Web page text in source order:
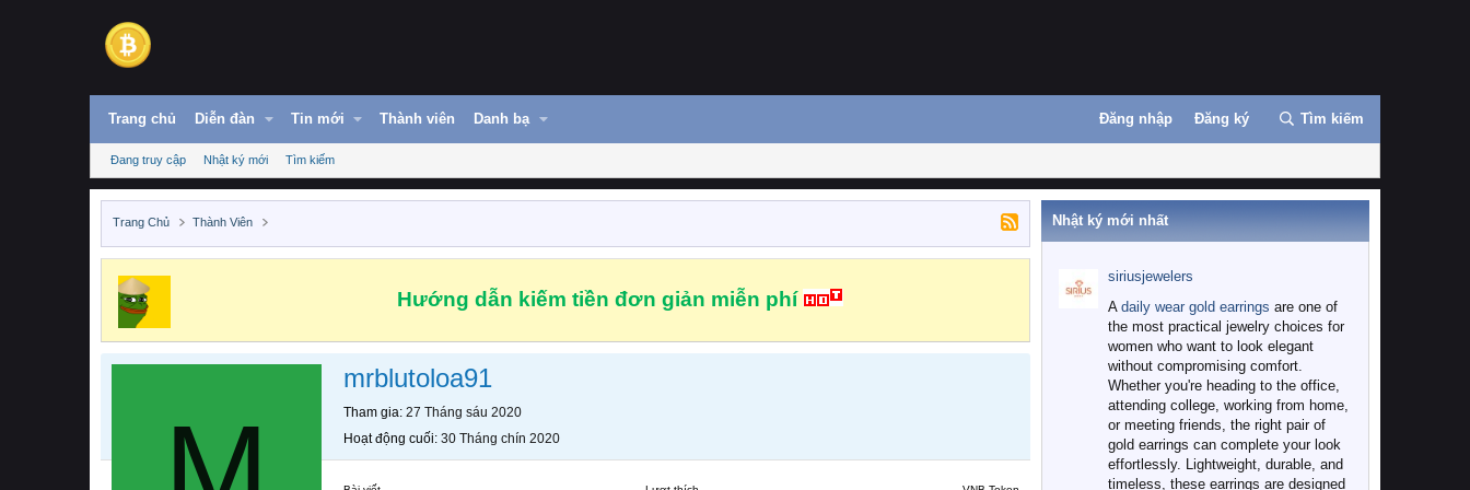
Trang chủ Diễn đàn Tin mới Thành viên Danh bạ Đăng nhập Đăng ký Tìm kiếm
Đang truy cập Nhật ký mới Tìm kiếm
Trang Chủ Thành Viên
Hướng dẫn kiếm tiền đơn giản miễn phí
mrblutoloa91
Tham gia 27 Tháng sáu 2020
Hoạt động cuối 30 Tháng chín 2020
Nhật ký mới nhất
siriusjewelers
A daily wear gold earrings are one of
the most practical jewelry choices for
women who want to look elegant
without compromising comfort.
Whether you're heading to the office,
attending college, working from home,
or meeting friends, the right pair of
gold earrings can complete your look
effortlessly. Lightweight, durable, and
timeless, these earrings are designed